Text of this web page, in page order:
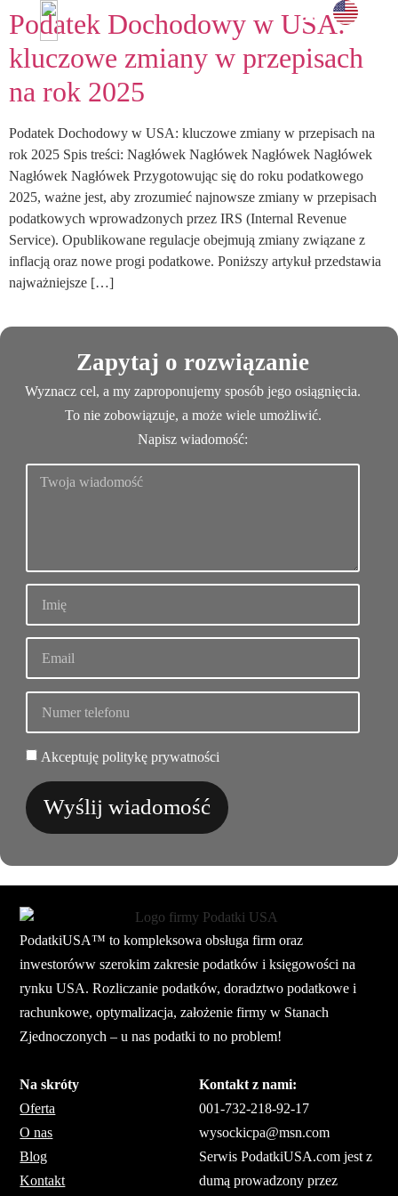
Podatek Dochodowy w USA:
kluczowe zmiany w przepisach
na rok 2025
Podatek Dochodowy w USA: kluczowe zmiany w przepisach na
rok 2025 Spis treści: Nagłówek Nagłówek Nagłówek Nagłówek
Nagłówek Nagłówek Przygotowując się do roku podatkowego
2025, ważne jest, aby zrozumieć najnowsze zmiany w przepisach
podatkowych wprowadzonych przez IRS (Internal Revenue
Service). Opublikowane regulacje obejmują zmiany związane z
inflacją oraz nowe progi podatkowe. Poniższy artykuł przedstawia
najważniejsze […]
Zapytaj o rozwiązanie
Wyznacz cel, a my zaproponujemy sposób jego osiągnięcia.
To nie zobowiązuje, a może wiele umożliwić.
Napisz wiadomość:
Akceptuję politykę prywatności
Wyślij wiadomość
Na skróty
Oferta
O nas
Blog
Kontakt
Kontakt z nami:
001-732-218-92-17
wysockicpa@msn.com
Serwis PodatkiUSA.com jest z
dumą prowadzony przez
PodatkiUSA™ to kompleksowa obsługa firm oraz
inwestoróww szerokim zakresie podatków i księgowości na
rynku USA. Rozliczanie podatków, doradztwo podatkowe i
rachunkowe, optymalizacja, założenie firmy w Stanach
Zjednoczonych – u nas podatki to no problem!